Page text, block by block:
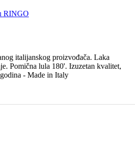
RINGO
italijanskog proizvođača. Laka
Pomična lula 180'. Izuzetan kvalitet,
- Made in Italy